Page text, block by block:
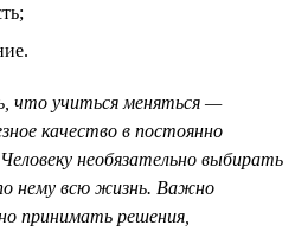
что учиться меняться —
качество в постоянно
необязательно выбирать
нему всю жизнь. Важно
принимать решения,